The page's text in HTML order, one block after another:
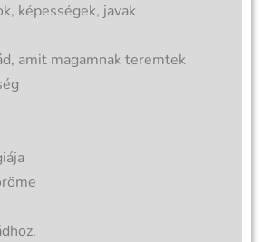
képességek, javak
amit magamnak teremtek